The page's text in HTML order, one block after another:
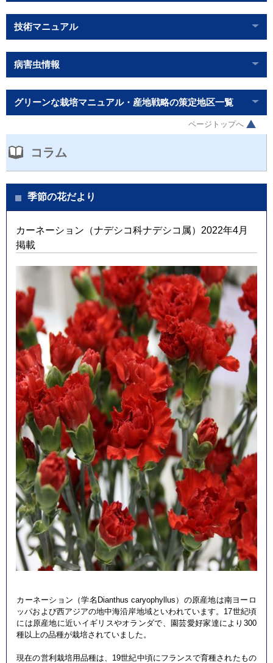
技術マニュアル
病害虫情報
グリーンな栽培マニュアル・産地戦略の策定地区一覧
ページトップへ
コラム
季節の花だより
カーネーション（ナデシコ科ナデシコ属）2022年4月
掲載
カーネーション（学名Dianthus caryophyllus）の原産地は南ヨーロ
ッパおよび西アジアの地中海沿岸地域といわれています。17世紀頃
には原産地に近いイギリスやオランダで、園芸愛好家達により300
種以上の品種が栽培されていました。
現在の営利栽培用品種は、19世紀中頃にフランスで育種されたもの